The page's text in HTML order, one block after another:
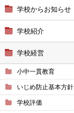
学校からお知らせ
学校紹介
学校経営
小中一貫教育
いじめ防止基本方針
学校評価